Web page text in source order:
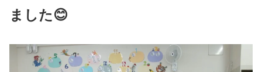
ました😊